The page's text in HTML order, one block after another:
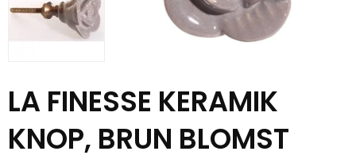
LA FINESSE KERAMIK
KNOP, BRUN BLOMST